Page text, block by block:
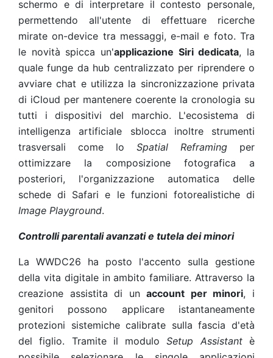
schermo e di interpretare il contesto personale,
permettendo all'utente di effettuare ricerche
mirate on-device tra messaggi, e-mail e foto. Tra
le novità spicca un'applicazione Siri dedicata, la
quale funge da hub centralizzato per riprendere o
avviare chat e utilizza la sincronizzazione privata
di iCloud per mantenere coerente la cronologia su
tutti i dispositivi del marchio. L'ecosistema di
intelligenza artificiale sblocca inoltre strumenti
trasversali come lo Spatial Reframing per
ottimizzare la composizione fotografica a
posteriori, l'organizzazione automatica delle
schede di Safari e le funzioni fotorealistiche di
Image Playground.
Controlli parentali avanzati e tutela dei minori
La WWDC26 ha posto l'accento sulla gestione
della vita digitale in ambito familiare. Attraverso la
creazione assistita di unaccount per minori, i
genitori possono applicare istantaneamente
protezioni sistemiche calibrate sulla fascia d'età
del figlio. Tramite il moduloSetup Assistantè